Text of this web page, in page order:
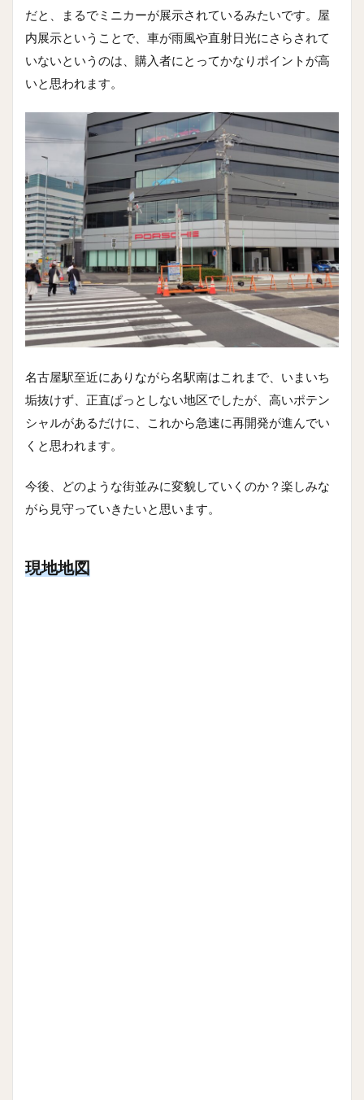
だと、まるでミニカーが展示されているみたいです。屋
内展示ということで、車が雨風や直射日光にさらされて
いないというのは、購入者にとってかなりポイントが高
いと思われます。
名古屋駅至近にありながら名駅南はこれまで、いまいち
垢抜けず、正直ぱっとしない地区でしたが、高いポテン
シャルがあるだけに、これから急速に再開発が進んでい
くと思われます。
今後、どのような街並みに変貌していくのか？楽しみな
がら見守っていきたいと思います。
現地地図